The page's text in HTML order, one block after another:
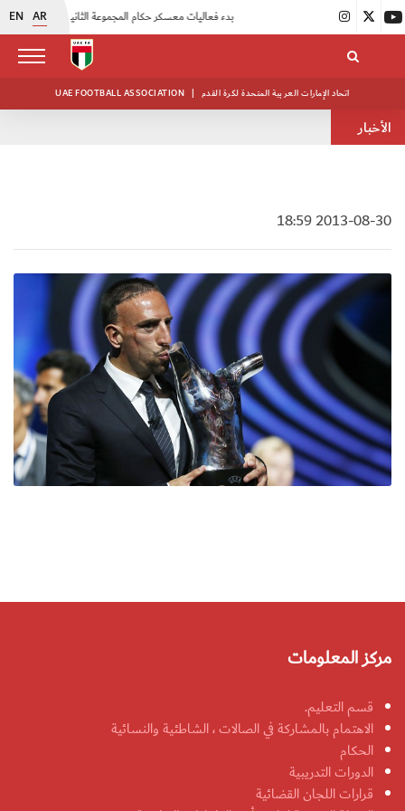
EN AR
UAE FOOTBALL ASSOCIATION | اتحاد الإمارات العربية المتحدة لكرة القدم
الأخبار
2013-08-30 18:59
مركز المعلومات
قسم التعليم.
الاهتمام بالمشاركة في الصالات ، الشاطئية والنسائية
الحكام
الدورات التدريبية
قرارات اللجان القضائية